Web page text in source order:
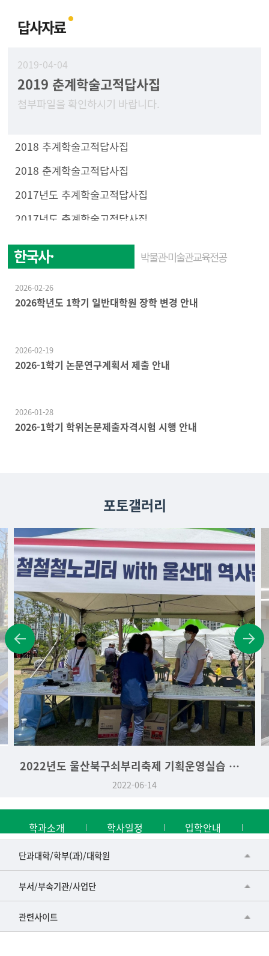
답사자료
2019-04-04
2019 춘계학술고적답사집
첨부파일을 확인하시기 바랍니다.
2018 추계학술고적답사집
2018 춘계학술고적답사집
2017년도 추계학술고적답사집
2017년도 춘계학술고적답사집
한국사·
박물관·미술관교육전공
2026-02-26
2026학년도 1학기 일반대학원 장학 변경 안내
2026-02-19
2026-1학기 논문연구계획서 제출 안내
2026-01-28
2026-1학기 학위논문제출자격시험 시행 안내
포토갤러리
2022년도 울산북구쇠부리축제 기획운영실습 역사문화학과 부스
2022-06-14
학과소개 학사일정 입학안내
단과대학/학부(과)/대학원
■인문대학
▷국어국문학부
▷일본어·일본학과
부서/부속기관/사업단
공동기기센터
공학교육혁신센터
관련사이트
건강가정지원센터
교수협의회